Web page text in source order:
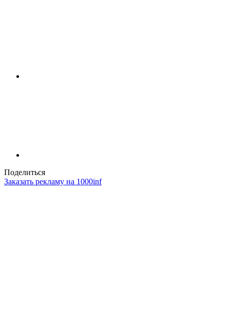
Поделиться
Заказать рекламу на 1000inf